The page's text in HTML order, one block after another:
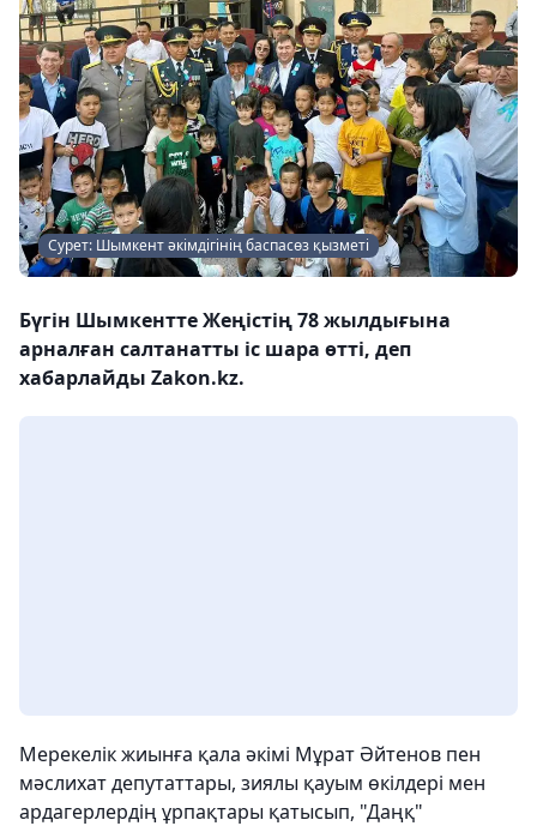
Сурет: Шымкент әкімдігінің баспасөз қызметі
Бүгін Шымкентте Жеңістің 78 жылдығына
арналған салтанатты іс шара өтті, деп
хабарлайды Zakon.kz.
Мерекелік жиынға қала әкімі Мұрат Әйтенов пен
мәслихат депутаттары, зиялы қауым өкілдері мен
ардагерлердің ұрпақтары қатысып, "Даңқ"